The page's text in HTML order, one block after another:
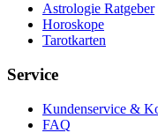
Astrologie Ratgeber
Horoskope
Tarotkarten
Service
Kundenservice &
FAQ